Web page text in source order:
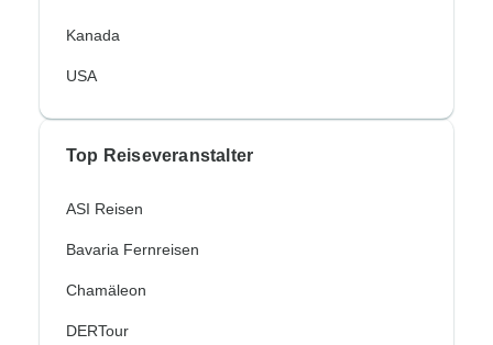
Kanada
USA
Top Reiseveranstalter
ASI Reisen
Bavaria Fernreisen
Chamäleon
DERTour